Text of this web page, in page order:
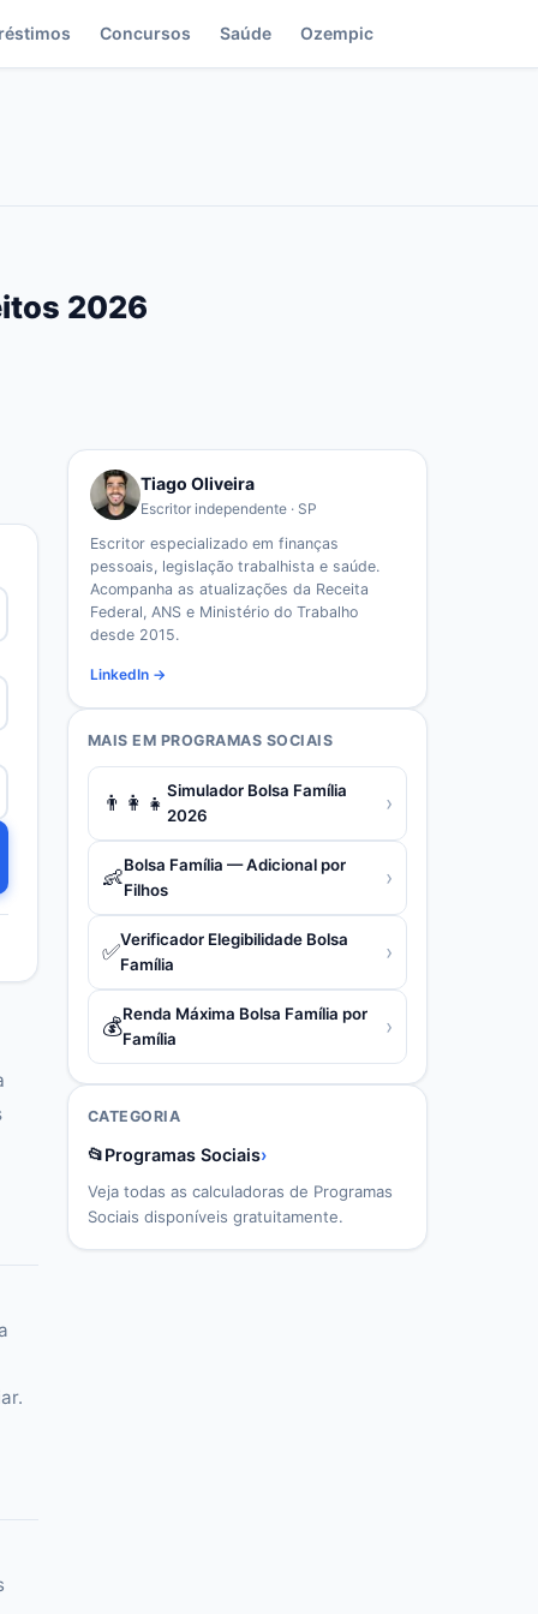
Concursos Saúde Ozempic
2026
Tiago Oliveira
Escritor independente · SP
Escritor especializado em finanças
pessoais, legislação trabalhista e saúde.
Acompanha as atualizações da Receita
Federal, ANS e Ministério do Trabalho
desde 2015.
LinkedIn →
MAIS EM PROGRAMAS SOCIAIS
👨‍👩‍👧 Simulador Bolsa Família
2026
›
👶Bolsa Família — Adicional por
Filhos
›
✅Verificador Elegibilidade Bolsa
Família
›
💰Renda Máxima Bolsa Família por
Família
›
CATEGORIA
📂Programas Sociais›
Veja todas as calculadoras de Programas
Sociais disponíveis gratuitamente.